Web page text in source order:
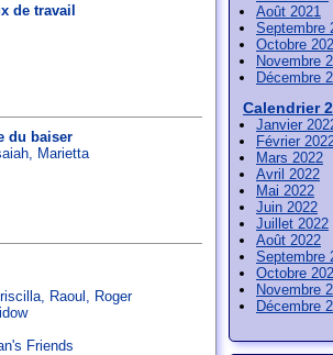
de travail
du baiser
, Marietta
, Raoul , Roger
Friends
Août 2021
Septembre
Octobre
Novembre
Décembre
Calendrier
Janvier
Février
Mars 2022
Avril 2022
Mai 2022
Juin 2022
Juillet 2022
Août 2022
Septembre
Octobre
Novembre
Décembre